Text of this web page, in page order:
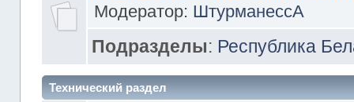
Модератор: ШтурманессА
Подразделы: Республика
Технический раздел